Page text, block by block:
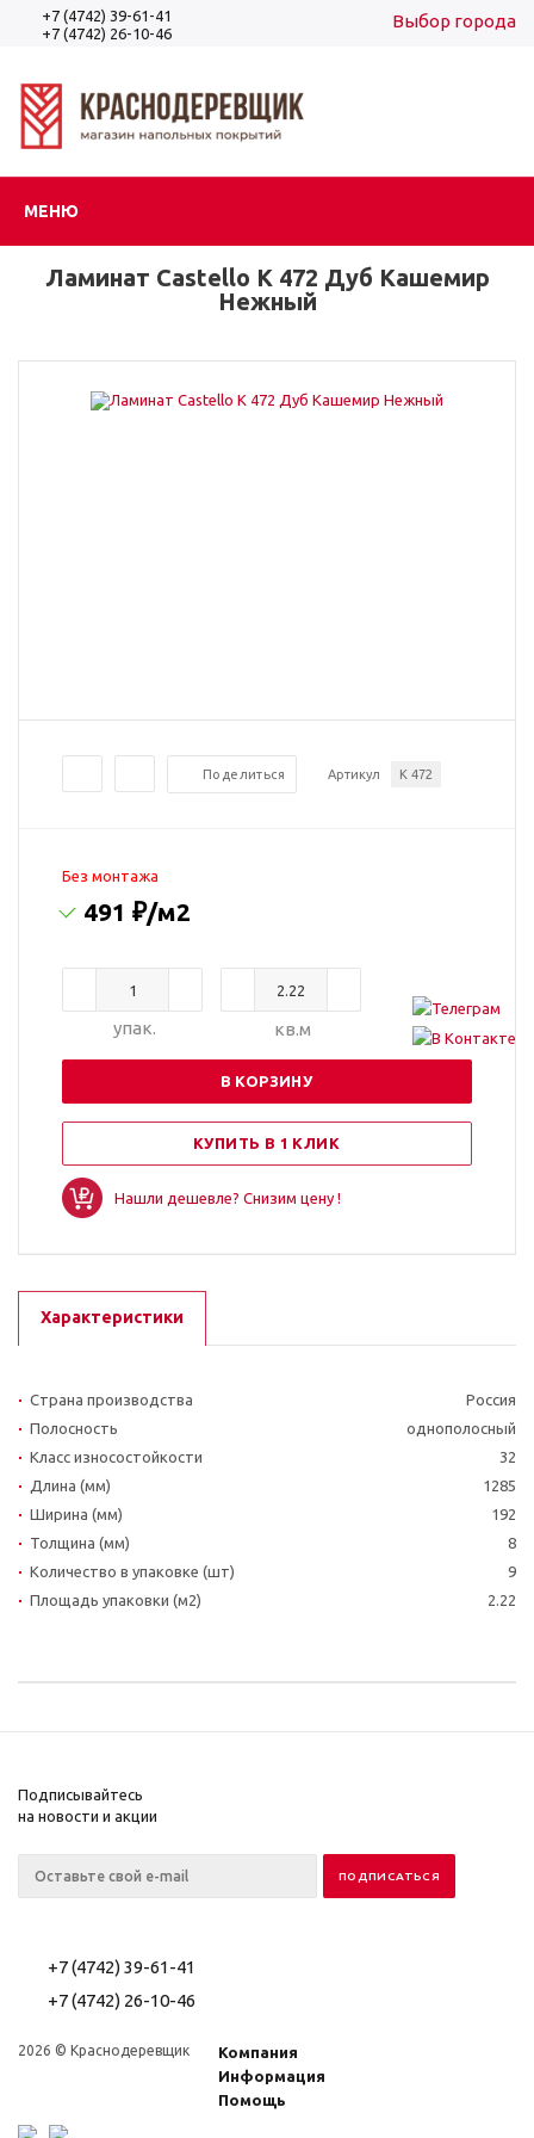
+7 (4742) 39-61-41
+7 (4742) 26-10-46
Выбор города
МЕНЮ
Ламинат Castello K 472 Дуб Кашемир
Нежный
Поделиться Артикул K 472
Без монтажа
491 ₽/м2
упак. кв.м
В КОРЗИНУ
КУПИТЬ В 1 КЛИК
Нашли дешевле? Снизим цену !
Характеристики
Страна производства
Россия
Полосность
однополосный
Класс износостойкости
32
Длина (мм)
1285
Ширина (мм)
192
Толщина (мм)
8
Количество в упаковке (шт)
9
Площадь упаковки (м2)
2.22
Подписывайтесь
на новости и акции
+7 (4742) 39-61-41
+7 (4742) 26-10-46
2026 © Краснодеревщик
Компания
Информация
Помощь